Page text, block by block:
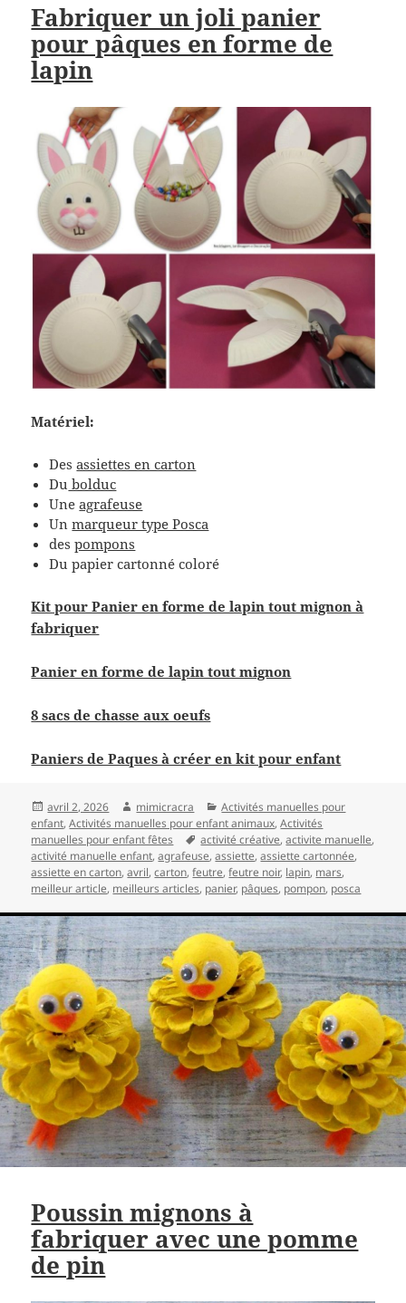
Fabriquer un joli panier
pour pâques en forme de
lapin
Matériel:
Desassiettes en carton
Du bolduc
Uneagrafeuse
Unmarqueur type Posca
despompons
Du papier cartonné coloré
Kit pour Panier en forme de lapin tout mignon à
fabriquer
Panier en forme de lapin tout mignon
8 sacs de chasse aux oeufs
Paniers de Paques à créer en kit pour enfant
Publié
le
avril 2, 2026 Auteur
mimicracra Catégories
Activités manuelles pour
enfant,Activités manuelles pour enfant animaux,Activités
manuelles pour enfant fêtes
Mots-
clés
activité créative,activite manuelle,
activité manuelle enfant,agrafeuse,assiette,assiette cartonnée,
assiette en carton,avril,carton,feutre,feutre noir, lapin, mars,
meilleur article, meilleurs articles, panier, pâques, pompon, posca
Poussin mignons à
fabriquer avec une pomme
de pin